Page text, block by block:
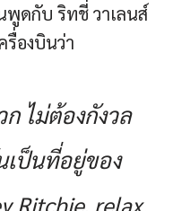
ดกับ ริทชี่ วาเลนส์
รื่องบินว่า
ก ไม่ต้องกังวล
เป็นที่อยู่ของ
Ritchie, relax.